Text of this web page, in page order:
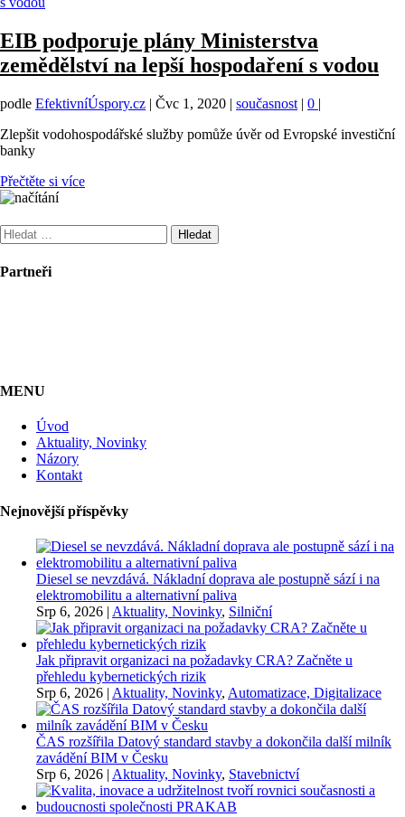
EIB podporuje plány Ministerstva
zemědělství na lepší hospodaření s vodou
podle EfektivníÚspory.cz | Čvc 1, 2020 | současnost | 0 |
Zlepšit vodohospodářské služby pomůže úvěr od Evropské investiční
banky
Přečtěte si více
Vyhledávání
Partneři
MENU
Úvod
Aktuality, Novinky
Názory
Kontakt
Nejnovější příspěvky
Diesel se nevzdává. Nákladní doprava ale postupně sází i na
elektromobilitu a alternativní paliva
Srp 6, 2026 | Aktuality, Novinky, Silniční
Jak připravit organizaci na požadavky CRA? Začněte u
přehledu kybernetických rizik
Srp 6, 2026 | Aktuality, Novinky, Automatizace, Digitalizace
ČAS rozšířila Datový standard stavby a dokončila další milník
zavádění BIM v Česku
Srp 6, 2026 | Aktuality, Novinky, Stavebnictví